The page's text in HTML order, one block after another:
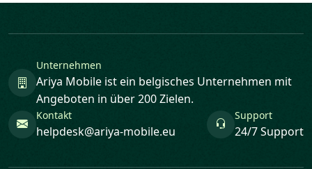
Unternehmen
Ariya Mobile ist ein belgisches Unternehmen mit
Angeboten in über 200 Zielen.
Kontakt
helpdesk@ariya-mobile.eu
Support
24/7 Support